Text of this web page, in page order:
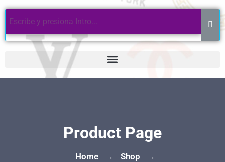
Product Page
Home → Shop →